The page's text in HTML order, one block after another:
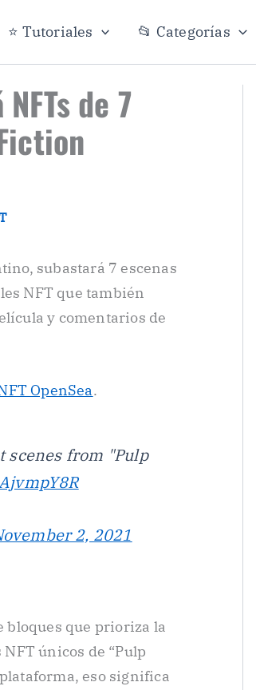
⭐ Tutoriales 📂 Categorías
de 7
subastará 7 escenas
NFT que también
y comentarios de
OpenSea.
scenes from "Pulp
2, 2021
bloques que prioriza la
únicos de “Pulp
eso significa